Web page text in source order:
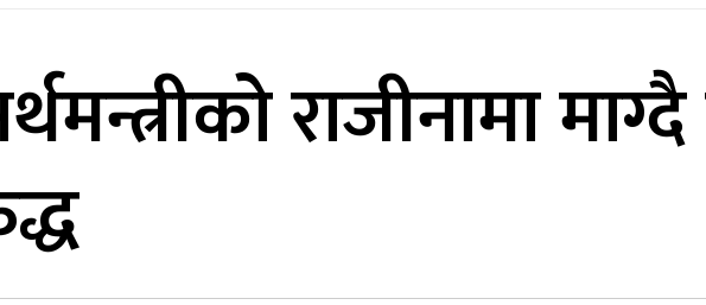
राजीनामा माग्दै